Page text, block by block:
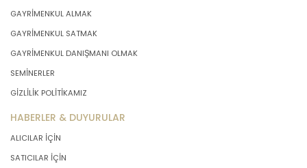
GAYRİMENKUL ALMAK
GAYRİMENKUL SATMAK
GAYRİMENKUL DANIŞMANI OLMAK
SEMİNERLER
GİZLİLİK POLİTİKAMIZ
HABERLER & DUYURULAR
ALICILAR İÇİN
SATICILAR İÇİN